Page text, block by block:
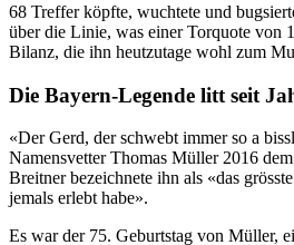
68 Treffer köpfte, wuchtete und
über die Linie, was einer Torquote von
Bilanz, die ihn heutzutage wohl zum
Die Bayern-Legende litt seit
«Der Gerd, der schwebt immer so a
Namensvetter Thomas Müller 2016
Breitner bezeichnete ihn als «das
jemals erlebt habe».
Es war der 75. Geburtstag von Müller,